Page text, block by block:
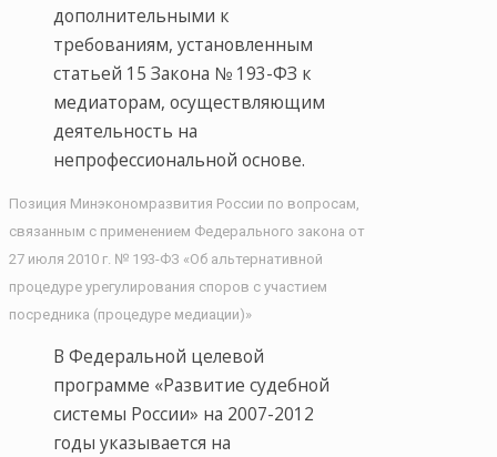
дополнительными к
требованиям, установленным
статьей 15 Закона № 193-ФЗ к
медиаторам, осуществляющим
деятельность на
непрофессиональной основе.
Позиция Минэкономразвития России по вопросам,
связанным с применением Федерального закона от
27 июля 2010 г. № 193-ФЗ «Об альтернативной
процедуре урегулирования споров с участием
посредника (процедуре медиации)»
В Федеральной целевой
программе «Развитие судебной
системы России» на 2007-2012
годы указывается на